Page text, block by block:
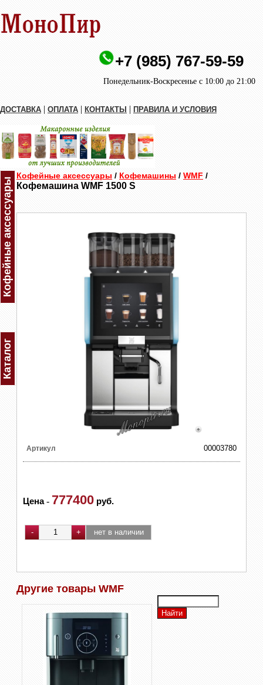
+7 (985) 767-59-59
Понедельник-Воскресенье с 10:00 до 21:00
ДОСТАВКА | ОПЛАТА | КОНТАКТЫ | ПРАВИЛА И УСЛОВИЯ
Кофейные аксессуары
Каталог
Кофейные аксессуары / Кофемашины / WMF /
Кофемашина WMF 1500 S
Артикул 00003780
Цена- 777400 руб.
Другие товары WMF